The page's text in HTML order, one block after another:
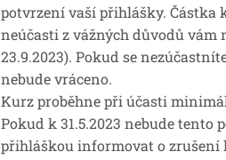
potvrzení vaší přihlášky. Částka
neúčasti z vážných důvodů
23.9.2023). Pokud se
nebude vráceno.
Kurz proběhne při účasti
Pokud k 31.5.2023 nebude
přihláškou informovat o zrušení